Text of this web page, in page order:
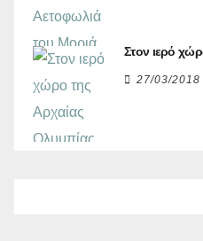
Στον ιερό
27/03/2018